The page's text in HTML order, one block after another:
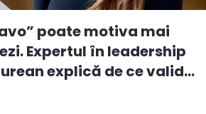
poate motiva mai
Expertul în leadership
explică de ce valid...